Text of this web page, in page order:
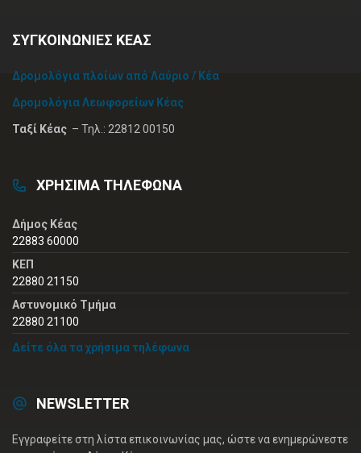
ΣΥΓΚΟΙΝΩΝΙΕΣ ΚΕΑΣ
Δρομολόγια πλοίων από Λαύριο / Κέα
Δρομολόγια Λεωφορείων Κέας
Ταξί Κέας – Τηλ.: 22812 00150
ΧΡΗΣΙΜΑ ΤΗΛΕΦΩΝΑ
Δήμος Κέας
22883 60000
ΚΕΠ
22880 21150
Αστυνομικό Τμήμα
22880 21100
Δείτε όλα τα χρήσιμα τηλέφωνα
NEWSLETTER
Εγγραφείτε στη λίστα επικοινωνίας μας, ώστε να ενημερώνεστε